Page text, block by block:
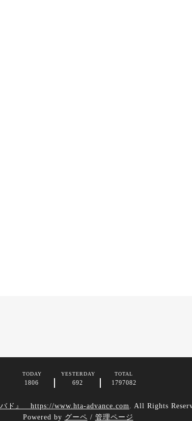
TODAY
1806
YESTERDAY
692
TOTAL
1797082
バド』 https://www.hta-advance.com. All Rights
Powered by グーペ / 管理ページ